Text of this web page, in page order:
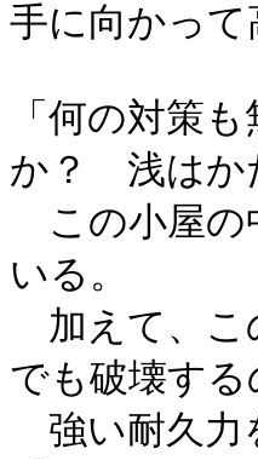
手に向かっ
「何の対策
か？ 浅はか
この小屋の
いる。
加えて、こ
でも破壊す
強い耐久力